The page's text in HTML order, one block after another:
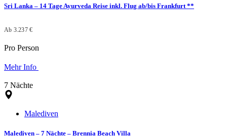
Sri Lanka – 14 Tage Ayurveda Reise inkl. Flug ab/bis Frankfurt **
Ab 3.237 €
Pro Person
Mehr Info
7 Nächte
Malediven
Malediven – 7 Nächte – Brennia Beach Villa